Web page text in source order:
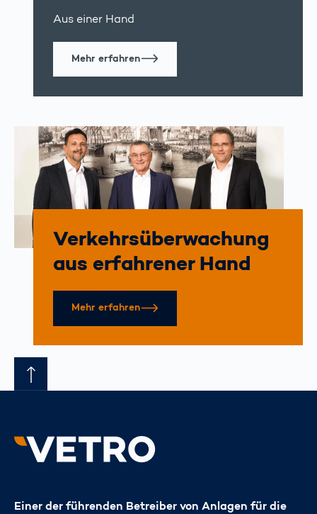
Aus einer Hand
Mehr erfahren
Verkehrs­überwachung
aus erfahrener Hand
Mehr erfahren
Einer der führenden Betreiber von Anlagen für die